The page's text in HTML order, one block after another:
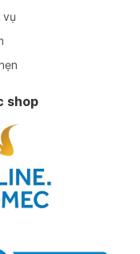
vụ
shop